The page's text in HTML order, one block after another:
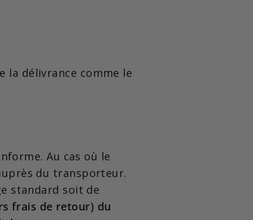
la délivrance comme le
Au cas où le
du transporteur.
standard soit de
frais de retour) du